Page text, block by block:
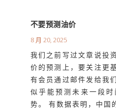
不要预测油价
8 月 20, 2025
我们之前写过文章说投
价的预测上，要关注更
有会员通过邮件发给我
似乎能预测未来一段
势。 有数据表明，中国